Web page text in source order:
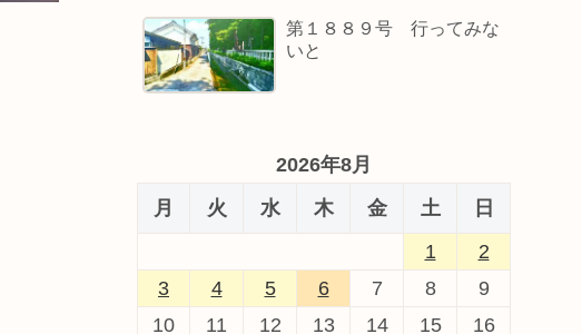
第１８８９号 行ってみな
いと
2026年8月
月
火 水 木 金 土
日
1
2
3
4 5 6 7 8
9
10
11 12 13 14 15 16